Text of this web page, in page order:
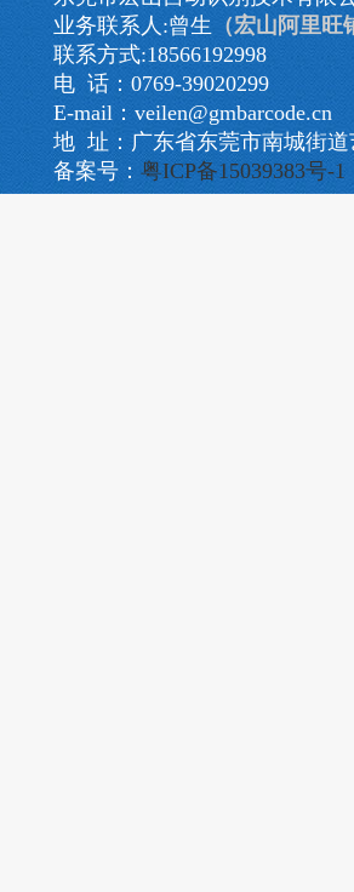
业务联系人:曾生 （宏山阿里旺
联系方式:18566192998
电 话：0769-39020299
E-mail：veilen@gmbarcode.cn
地 址：广东省东莞市南城街
备案号： 粤ICP备15039383号-1